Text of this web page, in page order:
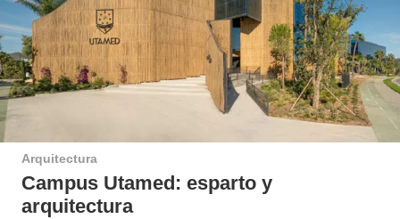
Arquitectura
Campus Utamed: esparto y
arquitectura